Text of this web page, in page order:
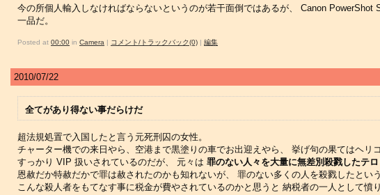
今の所個人輸入しなければならないというのが若干面倒ではあるが、 Canon
一品だ。
Posted at 00:00 in Camera | コメント/トラックバック(0) | 編集
2010/07/22
全てがあり得ない事だらけだ
超法規処置で入国したと言う元死刑囚の女性。
チャーター機での来日やら、空港まで黒塗りの車でお出迎えやら、 挙げ句の果てはヘリ
すっかり VIP 扱いされているのだが、 元々は 罪のない人々を大量に無差別殺戮したテロ
恩赦だか特赦だかで罪は赦されたのかも知れないが、 罪のない多くの人を殺戮したとい
こんな殺人者をもてなす事に税金が費やされているのかと思うと 納税者の一人として憤